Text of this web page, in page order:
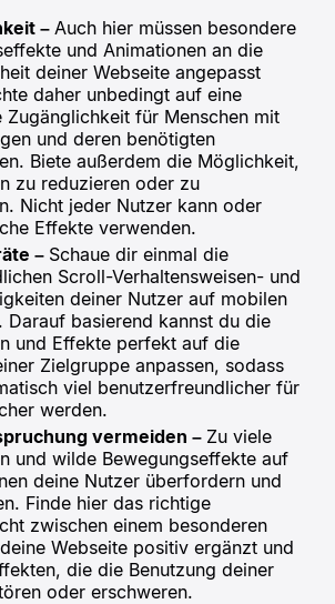
– Auch hier müssen besondere
und Animationen an die
deiner Webseite angepasst
daher unbedingt auf eine
Zugänglichkeit für Menschen mit
und deren benötigten
Biete außerdem die Möglichkeit,
zu reduzieren oder zu
Nicht jeder Nutzer kann oder
Effekte verwenden.
– Schaue dir einmal die
Scroll-Verhaltensweisen- und
deiner Nutzer auf mobilen
Darauf basierend kannst du die
und Effekte perfekt auf die
Zielgruppe anpassen, sodass
viel benutzerfreundlicher für
werden.
vermeiden – Zu viele
und wilde Bewegungseffekte auf
deine Nutzer überfordern und
Finde hier das richtige
zwischen einem besonderen
Webseite positiv ergänzt und
die die Benutzung deiner
oder erschweren.